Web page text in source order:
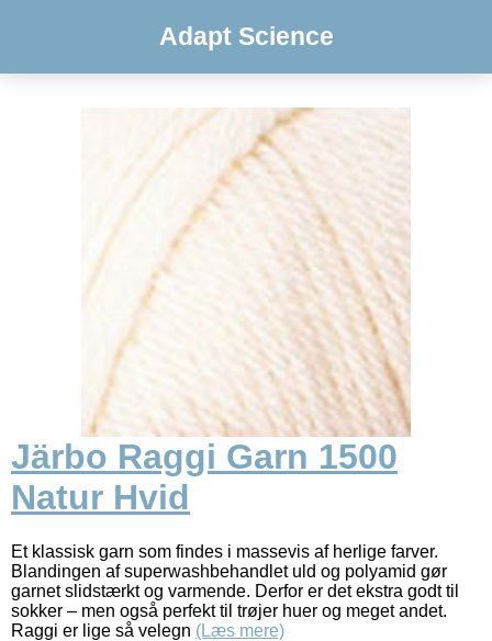
Adapt Science
Järbo Raggi Garn 1500
Natur Hvid
Et klassisk garn som findes i massevis af herlige farver.
Blandingen af superwashbehandlet uld og polyamid gør
garnet slidstærkt og varmende. Derfor er det ekstra godt til
sokker – men også perfekt til trøjer huer og meget andet.
Raggi er lige så velegn (Læs mere)